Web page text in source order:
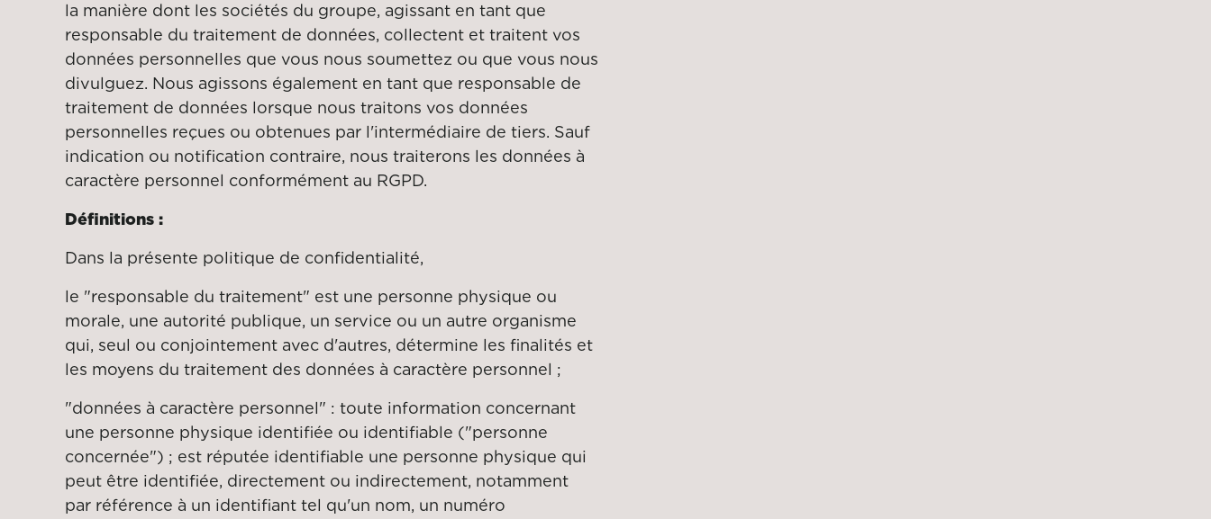
la manière dont les sociétés du groupe, agissant en tant que
responsable du traitement de données, collectent et traitent vos
données personnelles que vous nous soumettez ou que vous nous
divulguez. Nous agissons également en tant que responsable de
traitement de données lorsque nous traitons vos données
personnelles reçues ou obtenues par l'intermédiaire de tiers. Sauf
indication ou notification contraire, nous traiterons les données à
caractère personnel conformément au RGPD.
Définitions :
Dans la présente politique de confidentialité,
le "responsable du traitement" est une personne physique ou
morale, une autorité publique, un service ou un autre organisme
qui, seul ou conjointement avec d'autres, détermine les finalités et
les moyens du traitement des données à caractère personnel ;
"données à caractère personnel" : toute information concernant
une personne physique identifiée ou identifiable ("personne
concernée") ; est réputée identifiable une personne physique qui
peut être identifiée, directement ou indirectement, notamment
par référence à un identifiant tel qu'un nom, un numéro